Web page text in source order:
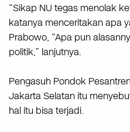
“Sikap NU tegas menolak
katanya menceritakan apa
Prabowo, “Apa pun
politik,” lanjutnya.
Pengasuh Pondok
Jakarta Selatan itu
hal itu bisa terjadi.